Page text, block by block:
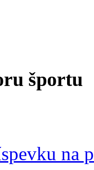
športu
na